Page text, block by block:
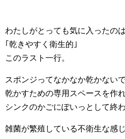
わたしがとっても気に入ったのは
｢乾きやすく衛生的｣
このラスト一行。
スポンジってなかなか乾かないで
乾かすための専用スペースを作
シンクのかごにぽいっとして終
雑菌が繁殖している不衛生な感じ